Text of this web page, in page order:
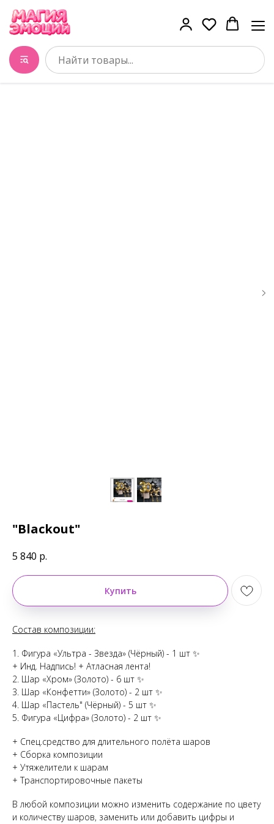
"Blackout"
5 840 р.
Купить
Состав композиции:
1. Фигура «Ультра - Звезда» (Чёрный) - 1 шт ✨
+ Инд. Надпись! + Атласная лента!
2. Шар «Хром» (Золото) - 6 шт ✨
3. Шар «Конфетти» (Золото) - 2 шт ✨
4. Шар «Пастель" (Чёрный) - 5 шт ✨
5. Фигура «Цифра» (Золото) - 2 шт ✨
+ Спец.средство для длительного полёта шаров
+ Сборка композиции
+ Утяжелители к шарам
+ Транспортировочные пакеты
В любой композиции можно изменить содержание по цвету
и количеству шаров, заменить или добавить цифры и